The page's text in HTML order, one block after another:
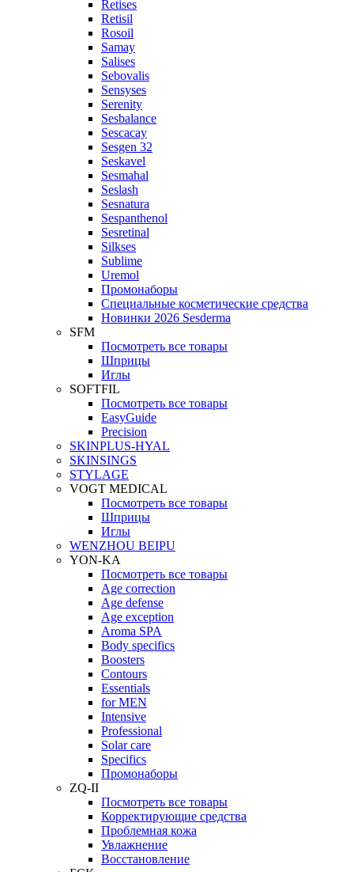
Retises
Retisil
Rosoil
Samay
Salises
Sebovalis
Sensyses
Serenity
Sesbalance
Sescacay
Sesgen 32
Seskavel
Sesmahal
Seslash
Sesnatura
Sespanthenol
Sesretinal
Silkses
Sublime
Uremol
Промонаборы
Специальные косметические средства
Новинки 2026 Sesderma
SFM
Посмотреть все товары
Шприцы
Иглы
SOFTFIL
Посмотреть все товары
EasyGuide
Precision
SKINPLUS-HYAL
SKINSINGS
STYLAGE
VOGT MEDICAL
Посмотреть все товары
Шприцы
Иглы
WENZHOU BEIPU
YON-KA
Посмотреть все товары
Age correction
Age defense
Age exception
Aroma SPA
Body specifics
Boosters
Contours
Essentials
for MEN
Intensive
Professional
Solar care
Specifics
Промонаборы
ZQ-II
Посмотреть все товары
Корректирующие средства
Проблемная кожа
Увлажнение
Восстановление